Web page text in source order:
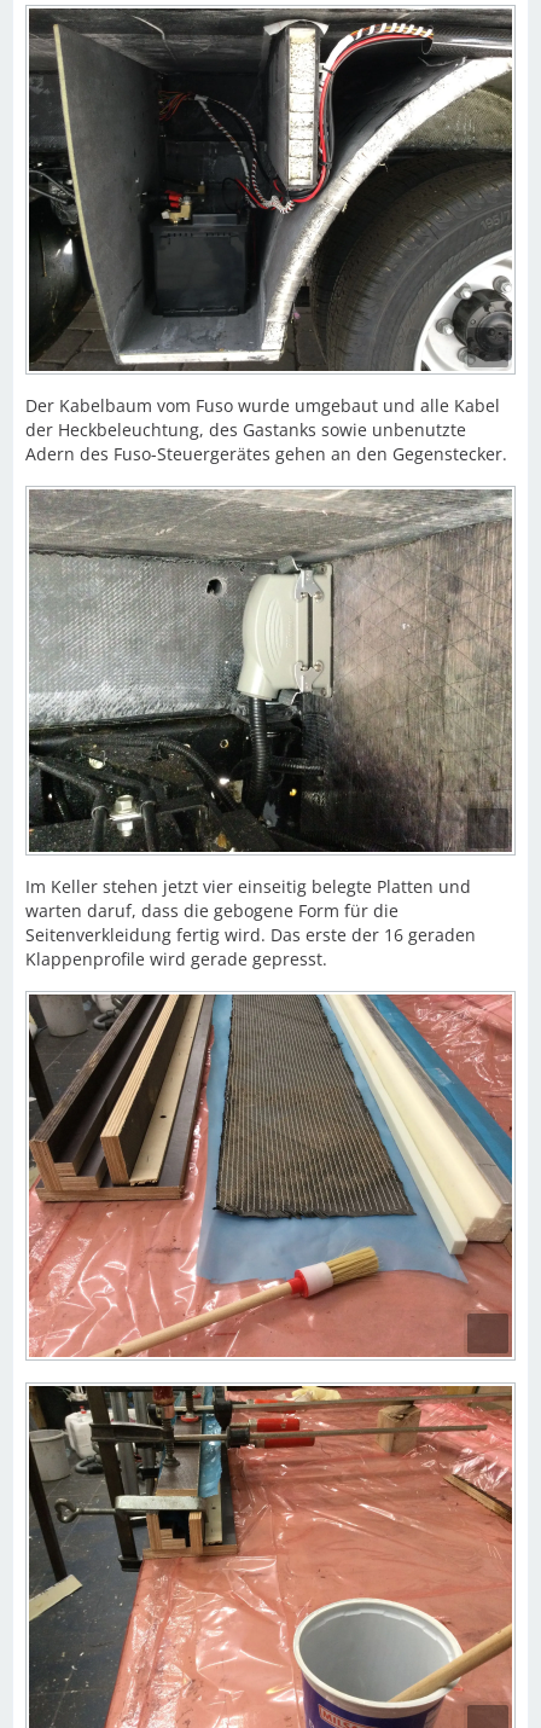
Der Kabelbaum vom Fuso wurde umgebaut und alle Kabel
der Heckbeleuchtung, des Gastanks sowie unbenutzte
Adern des Fuso-Steuergerätes gehen an den Gegenstecker.
Im Keller stehen jetzt vier einseitig belegte Platten und
warten daruf, dass die gebogene Form für die
Seitenverkleidung fertig wird. Das erste der 16 geraden
Klappenprofile wird gerade gepresst.